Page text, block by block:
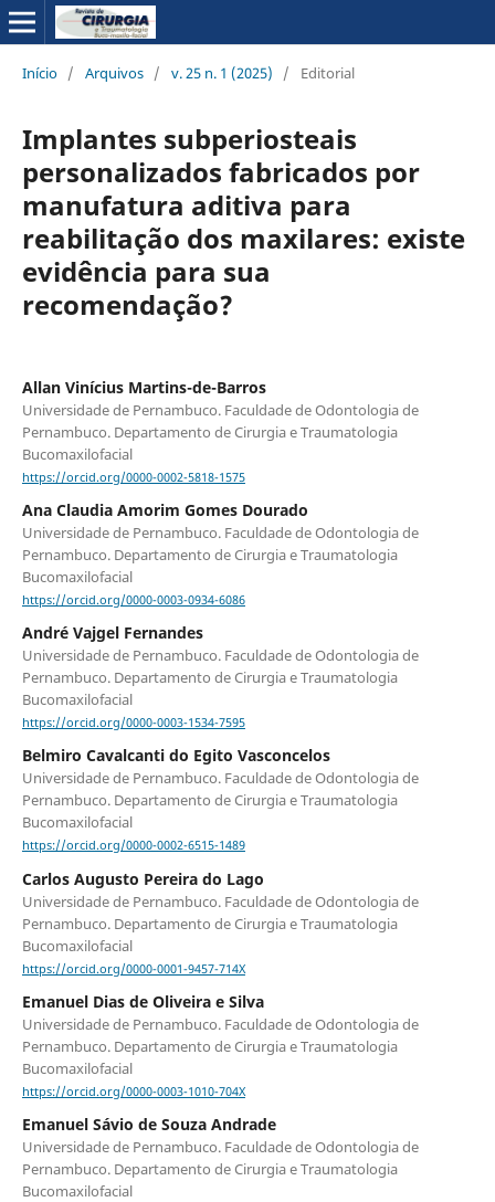
Início / Arquivos / v. 25 n. 1 (2025) / Editorial
Implantes subperiosteais
personalizados fabricados por
manufatura aditiva para
reabilitação dos maxilares: existe
evidência para sua
recomendação?
Allan Vinícius Martins-de-Barros
Universidade de Pernambuco. Faculdade de Odontologia de
Pernambuco. Departamento de Cirurgia e Traumatologia
Bucomaxilofacial
https://orcid.org/0000-0002-5818-1575
Ana Claudia Amorim Gomes Dourado
Universidade de Pernambuco. Faculdade de Odontologia de
Pernambuco. Departamento de Cirurgia e Traumatologia
Bucomaxilofacial
https://orcid.org/0000-0003-0934-6086
André Vajgel Fernandes
Universidade de Pernambuco. Faculdade de Odontologia de
Pernambuco. Departamento de Cirurgia e Traumatologia
Bucomaxilofacial
https://orcid.org/0000-0003-1534-7595
Belmiro Cavalcanti do Egito Vasconcelos
Universidade de Pernambuco. Faculdade de Odontologia de
Pernambuco. Departamento de Cirurgia e Traumatologia
Bucomaxilofacial
https://orcid.org/0000-0002-6515-1489
Carlos Augusto Pereira do Lago
Universidade de Pernambuco. Faculdade de Odontologia de
Pernambuco. Departamento de Cirurgia e Traumatologia
Bucomaxilofacial
https://orcid.org/0000-0001-9457-714X
Emanuel Dias de Oliveira e Silva
Universidade de Pernambuco. Faculdade de Odontologia de
Pernambuco. Departamento de Cirurgia e Traumatologia
Bucomaxilofacial
https://orcid.org/0000-0003-1010-704X
Emanuel Sávio de Souza Andrade
Universidade de Pernambuco. Faculdade de Odontologia de
Pernambuco. Departamento de Cirurgia e Traumatologia
Bucomaxilofacial